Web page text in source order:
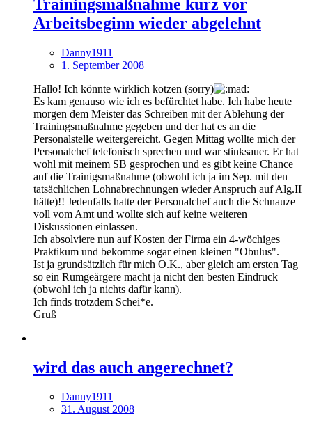
Trainingsmaßnahme kurz vor
Arbeitsbeginn wieder abgelehnt
Danny1911
1. September 2008
Hallo! Ich könnte wirklich kotzen (sorry)
Es kam genauso wie ich es befürchtet habe. Ich habe heute
morgen dem Meister das Schreiben mit der Ablehung der
Trainingsmaßnahme gegeben und der hat es an die
Personalstelle weitergereicht. Gegen Mittag wollte mich der
Personalchef telefonisch sprechen und war stinksauer. Er hat
wohl mit meinem SB gesprochen und es gibt keine Chance
auf die Trainigsmaßnahme (obwohl ich ja im Sep. mit den
tatsächlichen Lohnabrechnungen wieder Anspruch auf Alg.II
hätte)!! Jedenfalls hatte der Personalchef auch die Schnauze
voll vom Amt und wollte sich auf keine weiteren
Diskussionen einlassen.
Ich absolviere nun auf Kosten der Firma ein 4-wöchiges
Praktikum und bekomme sogar einen kleinen "Obulus".
Ist ja grundsätzlich für mich O.K., aber gleich am ersten Tag
so ein Rumgeärgere macht ja nicht den besten Eindruck
(obwohl ich ja nichts dafür kann).
Ich finds trotzdem Schei*e.
Gruß
wird das auch angerechnet?
Danny1911
31. August 2008